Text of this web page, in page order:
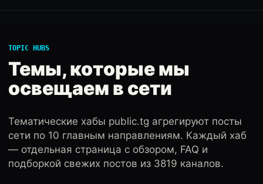
TOPIC HUBS
Темы, которые мы
освещаем в сети
Тематические хабы public.tg агрегируют посты
сети по 10 главным направлениям. Каждый хаб
— отдельная страница с обзором, FAQ и
подборкой свежих постов из 3819 каналов.